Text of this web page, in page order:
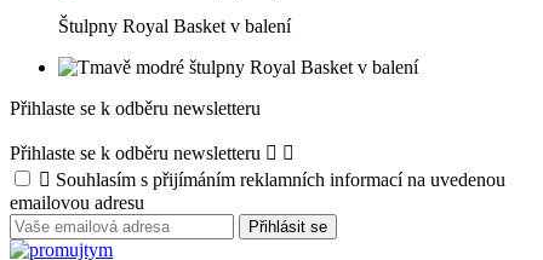
Štulpny Royal Basket v balení
Přihlaste se k odběru newsletteru
Přihlaste se k odběru newsletteru  
 Souhlasím s přijímáním reklamních informací na uvedenou
emailovou adresu